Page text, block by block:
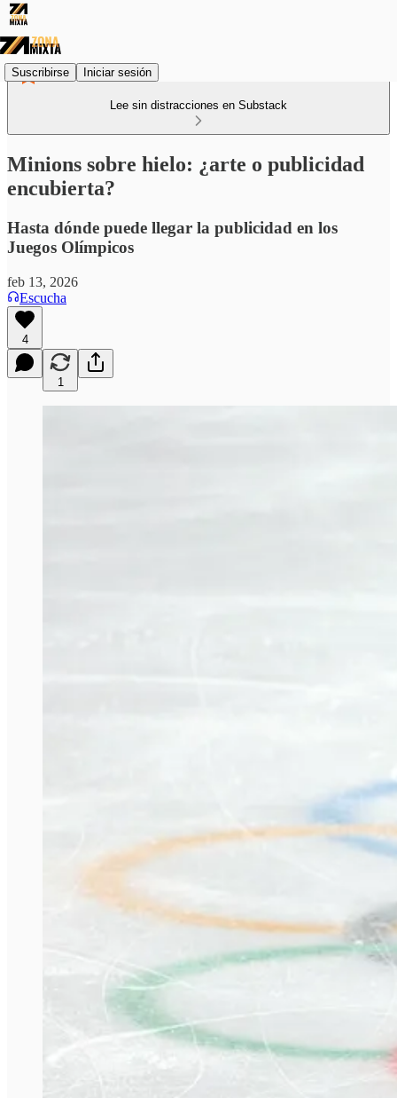
Suscribirse Iniciar sesión
Lee sin distracciones en Substack
Minions sobre hielo: ¿arte o publicidad
encubierta?
Hasta dónde puede llegar la publicidad en los
Juegos Olímpicos
feb 13, 2026
Escucha
4
1